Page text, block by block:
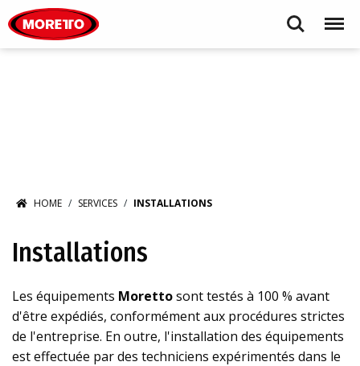
Search Menu
HOME SERVICES INSTALLATIONS
Installations
Les équipements Morettosont testés à 100 % avant
d'être expédiés, conformément aux procédures strictes
de l'entreprise. En outre, l'installation des équipements
est effectuée par des techniciens expérimentés dans le